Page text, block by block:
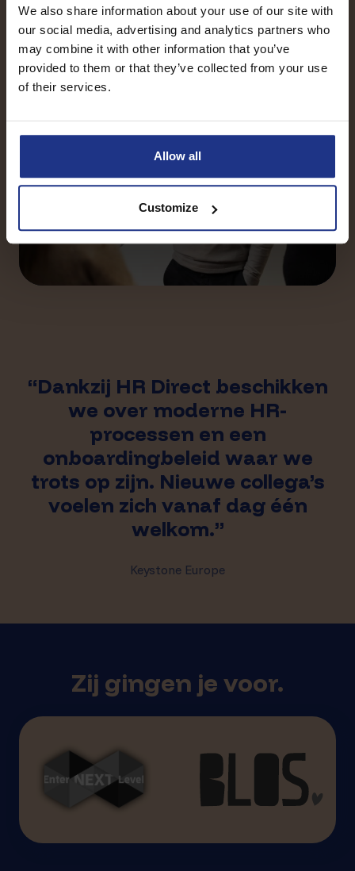
We also share information about your use of our site with
our social media, advertising and analytics partners who
may combine it with other information that you’ve
provided to them or that they’ve collected from your use
of their services.
Allow all
Customize
“Dankzij HR Direct beschikken
we over moderne HR-
processen en een
onboardingbeleid waar we
trots op zijn. Nieuwe collega’s
voelen zich vanaf dag één
welkom.”
Keystone Europe
Zij gingen je voor.